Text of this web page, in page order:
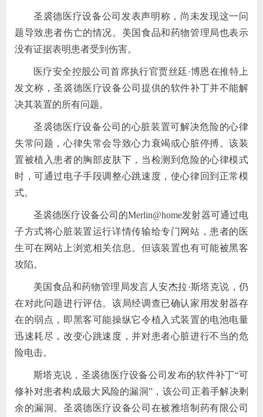
圣裘德医疗设备公司发表声明称，尚未发现这一问
题导致患者伤亡的情况。美国食品和药物管理局也表示
没有证据表明患者受到伤害。
医疗安全控股公司首席执行官贾丝廷·博恩在推特上
发文称，圣裘德医疗设备公司提供的软件补丁并不能解
决其装置的所有问题。
圣裘德医疗设备公司的心脏装置可解决危险的心律
失常问题，心律失常会导致心力衰竭或心脏停搏。该装
置被植入患者的胸部皮肤下，当检测到危险的心律模式
时，可通过电子手段调整心跳速度，使心律回到正常模
式。
圣裘德医疗设备公司的Merlin@home发射器可通过电
子方式将心脏装置运行详情传输给专门网站，患者的医
生可在网站上浏览相关信息。但该装置也有可能被黑客
攻陷。
美国食品和药物管理局发言人安杰拉·斯塔克说，仍
在对此问题进行评估。该局经调查已确认家用发射器存
在的弱点，即黑客可能操纵它令植入式装置的电池电量
迅速耗尽，改变心跳速度，并对患者心脏进行不当的危
险电击。
斯塔克说，圣裘德医疗设备公司发布的软件补丁“可
修补对患者构成最大风险的漏洞”，该公司正着手解决剩
余的漏洞。圣裘德医疗设备公司在被雅培制药有限公司